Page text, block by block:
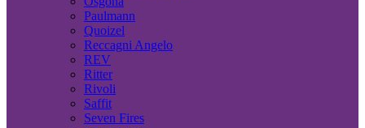
Paulmann
Quoizel
Reccagni Angelo
REV
Ritter
Rivoli
Saffit
Seven Fires